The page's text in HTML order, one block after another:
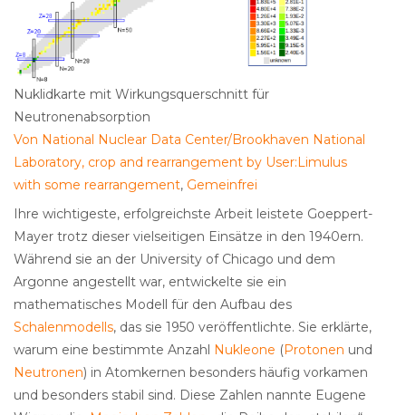
Nuklidkarte mit Wirkungsquerschnitt für
Neutronenabsorption
Von National Nuclear Data Center/Brookhaven National
Laboratory, crop and rearrangement by User:Limulus
with some rearrangement, Gemeinfrei
Ihre wichtigeste, erfolgreichste Arbeit leistete Goeppert-
Mayer trotz dieser vielseitigen Einsätze in den 1940ern.
Während sie an der University of Chicago und dem
Argonne angestellt war, entwickelte sie ein
mathematisches Modell für den Aufbau des
Schalenmodells, das sie 1950 veröffentlichte. Sie erklärte,
warum eine bestimmte Anzahl Nukleone (Protonen und
Neutronen) in Atomkernen besonders häufig vorkamen
und besonders stabil sind. Diese Zahlen nannte Eugene